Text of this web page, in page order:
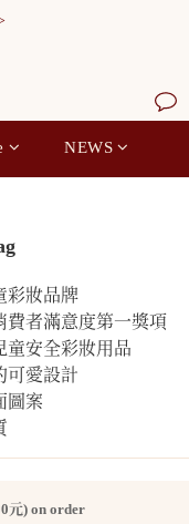
NEWS
彩妝品牌
費者滿意度第一獎項
童安全彩妝用品
可愛設計
圖案
元) on order